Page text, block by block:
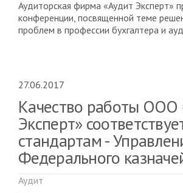
Аудиторская фирма «Аудит Эксперт»
конференции, посвященной теме
проблем в профессии бухгалтера и
27.06.2017
Качество работы ООО
Эксперт»
стандартам -
Федерального
Аудит